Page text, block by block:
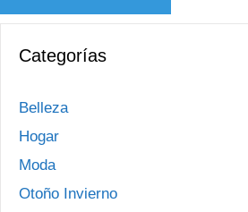
Categorías
Belleza
Hogar
Moda
Otoño Invierno